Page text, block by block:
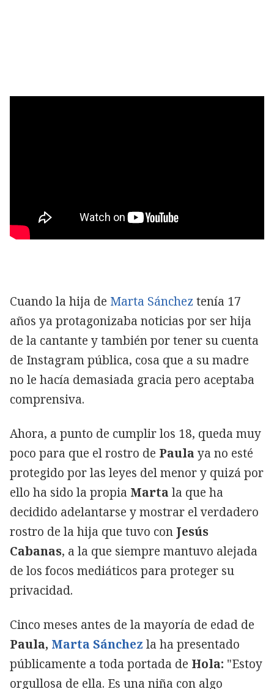
Cuando la hija de Marta Sánchez tenía 17
años ya protagonizaba noticias por ser hija
de la cantante y también por tener su cuenta
de Instagram pública, cosa que a su madre
no le hacía demasiada gracia pero aceptaba
comprensiva.
Ahora, a punto de cumplir los 18, queda muy
poco para que el rostro de Paula ya no esté
protegido por las leyes del menor y quizá por
ello ha sido la propia Marta la que ha
decidido adelantarse y mostrar el verdadero
rostro de la hija que tuvo con Jesús
Cabanas, a la que siempre mantuvo alejada
de los focos mediáticos para proteger su
privacidad.
Cinco meses antes de la mayoría de edad de
Paula, Marta Sánchez la ha presentado
públicamente a toda portada de Hola: "Estoy
orgullosa de ella. Es una niña con algo